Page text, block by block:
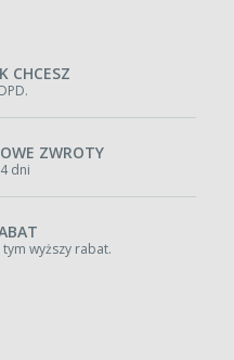
CHCESZ
ZWROTY
dni
wyższy rabat.